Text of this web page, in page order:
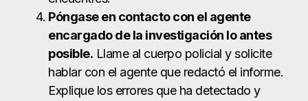
Póngase en contacto con el agente
encargado de la investigación lo antes
posible. Llame al cuerpo policial y solicite
hablar con el agente que redactó el informe.
Explique los errores que ha detectado y